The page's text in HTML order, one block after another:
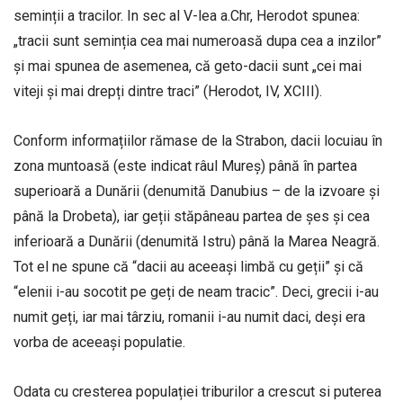
seminții a tracilor. In sec al V-lea a.Chr, Herodot spunea:
„tracii sunt seminția cea mai numeroasă dupa cea a inzilor”
și mai spunea de asemenea, că geto-dacii sunt „cei mai
viteji și mai drepți dintre traci” (Herodot, IV, XCIII).
Conform informațiilor rămase de la Strabon, dacii locuiau în
zona muntoasă (este indicat râul Mureș) până în partea
superioară a Dunării (denumită Danubius – de la izvoare și
până la Drobeta), iar geții stăpâneau partea de șes și cea
inferioară a Dunării (denumită Istru) până la Marea Neagră.
Tot el ne spune că “dacii au aceeași limbă cu geții” și că
“elenii i-au socotit pe geți de neam tracic”. Deci, grecii i-au
numit geți, iar mai târziu, romanii i-au numit daci, deși era
vorba de aceeași populatie.
Odata cu cresterea populației triburilor a crescut si puterea